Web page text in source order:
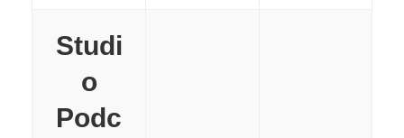
Studi
o
Podc